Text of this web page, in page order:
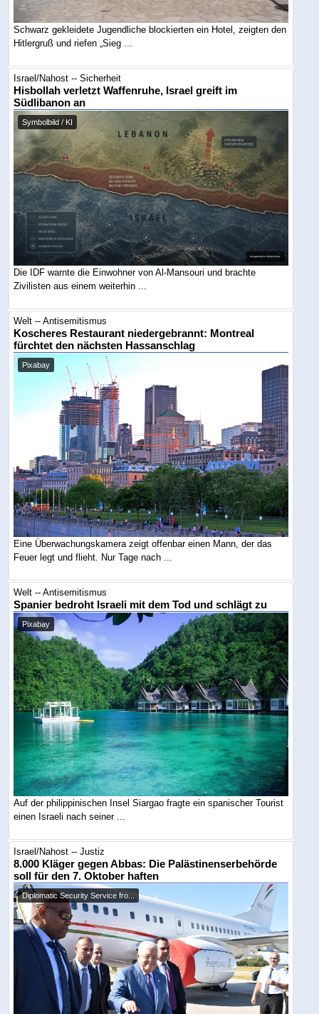
Schwarz gekleidete Jugendliche blockierten ein Hotel, zeigten den
Hitlergruß und riefen „Sieg ...
Israel/Nahost -- Sicherheit
Hisbollah verletzt Waffenruhe, Israel greift im
Südlibanon an
Symbolbild / KI
Die IDF warnte die Einwohner von Al-Mansouri und brachte
Zivilisten aus einem weiterhin ...
Welt -- Antisemitismus
Koscheres Restaurant niedergebrannt: Montreal
fürchtet den nächsten Hassanschlag
Pixabay
Eine Überwachungskamera zeigt offenbar einen Mann, der das
Feuer legt und flieht. Nur Tage nach ...
Welt -- Antisemitismus
Spanier bedroht Israeli mit dem Tod und schlägt zu
Pixabay
Auf der philippinischen Insel Siargao fragte ein spanischer Tourist
einen Israeli nach seiner ...
Israel/Nahost -- Justiz
8.000 Kläger gegen Abbas: Die Palästinenserbehörde
soll für den 7. Oktober haften
Diplomatic Security Service fro...